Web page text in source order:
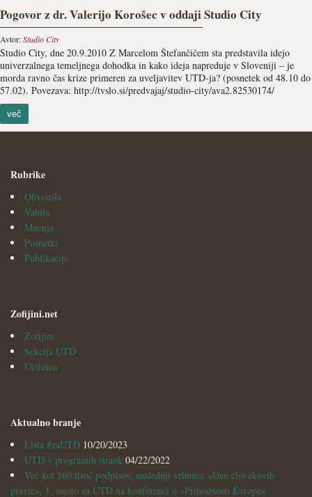
Pogovor z dr. Valerijo Korošec v oddaji Studio City
Avtor:Studio City
Studio City, dne 20.9.2010 Z Marcelom Štefančičem sta predstavila idejo
univerzalnega temeljnega dohodka in kako ideja napreduje v Sloveniji – je
morda ravno čas krize primeren za uveljavitev UTD-ja? (posnetek od 48.10 do
57.02). Povezava: http://tvslo.si/predvajaj/studio-city/ava2.82530174/
več
Rubrike
Obvestila
Vabila
Mnenja
Posnetki
Publikacije
Zofijini.net
Zofijini
Sekcija UTD
Učilnica
Aktualno branje
Lista #zaUTD 10/20/2023
UTD v programih strank 04/22/2022
Več kot 160 tisoč podpisov, naslednji vrhunec »Dan človekovih
pravic«, 1. mesto za UTD na konferenci o »Prihodnosti Evrope«